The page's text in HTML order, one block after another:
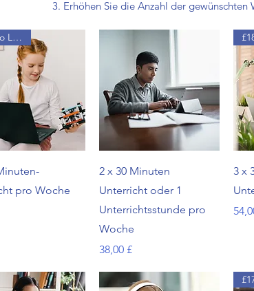
3. Erhöhen Sie die Anzahl der
£19 pro Lektion
pro Woche
Schnellansicht
2 x 30 Minuten
Unterricht oder 1
Unterrichtsstunde pro
Woche
Preis
38,00 £
3 x